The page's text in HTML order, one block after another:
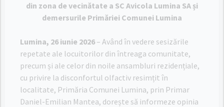
din zona de vecinătate a SC Avicola Lumina SA și
demersurile Primăriei Comunei Lumina
Lumina, 26 iunie 2026 – Având în vedere sesizările
repetate ale locuitorilor din întreaga comunitate,
precum și ale celor din noile ansambluri rezidențiale,
cu privire la disconfortul olfactiv resimțit în
localitate, Primăria Comunei Lumina, prin Primar
Daniel-Emilian Mantea, dorește să informeze opinia